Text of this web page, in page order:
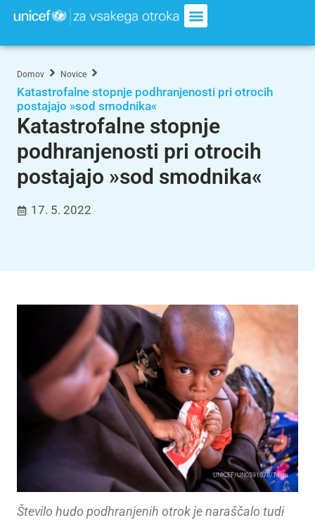
Domov Novice
Katastrofalne stopnje podhranjenosti pri otrocih
postajajo »sod smodnika«
Katastrofalne stopnje
podhranjenosti pri otrocih
postajajo »sod smodnika«
17. 5. 2022
UNICEF/UN0591078/Taxta
Število hudo podhranjenih otrok je naraščalo tudi